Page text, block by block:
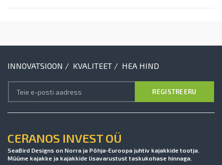
INNOVATSIOON / KVALITEET / HEA HIND
CERANOS INVEST OÜ
SeaBird Designs on Norra ja Põhja-Euroopa juhtiv kajakkide tootja.
Müüme kajakke ja kajakkide lisavarustust taskukohase hinnaga.